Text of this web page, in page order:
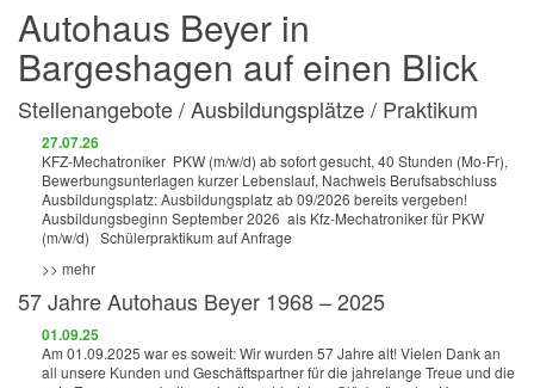
Autohaus Beyer in
Bargeshagen auf einen Blick
Stellenangebote / Ausbildungsplätze / Praktikum
27.07.26
KFZ-Mechatroniker PKW (m/w/d) ab sofort gesucht, 40 Stunden (Mo-Fr),
Bewerbungsunterlagen kurzer Lebenslauf, Nachweis Berufsabschluss
Ausbildungsplatz: Ausbildungsplatz ab 09/2026 bereits vergeben!
Ausbildungsbeginn September 2026 als Kfz-Mechatroniker für PKW
(m/w/d) Schülerpraktikum auf Anfrage
>> mehr
57 Jahre Autohaus Beyer 1968 – 2025
01.09.25
Am 01.09.2025 war es soweit: Wir wurden 57 Jahre alt! Vielen Dank an
all unsere Kunden und Geschäftspartner für die jahrelange Treue und die